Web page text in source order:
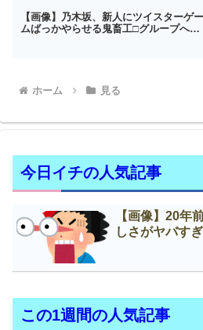
【画像】乃木坂、新人にツイスターゲー
ムばっかやらせる鬼畜工□グループへ…
ホーム 見る
今日イチの人気記事
【画像】20年
しさがヤバす
この1週間の人気記事